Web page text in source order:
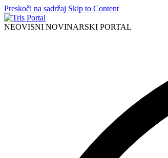
Preskoči na sadržaj Skip to Content
NEOVISNI NOVINARSKI PORTAL